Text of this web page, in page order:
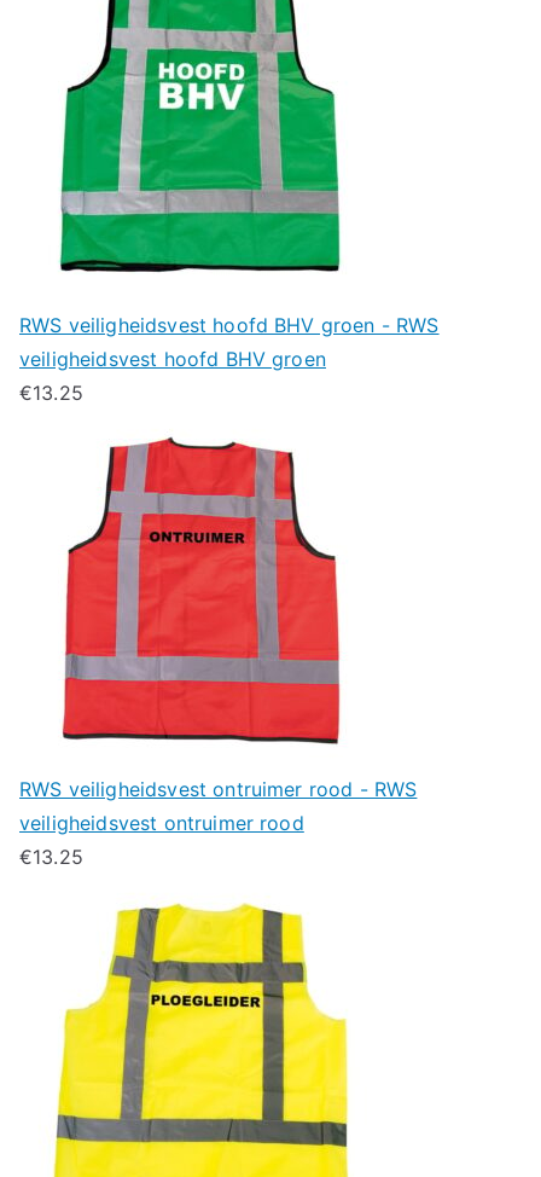
RWS veiligheidsvest hoofd BHV groen - RWS
veiligheidsvest hoofd BHV groen
€13.25
RWS veiligheidsvest ontruimer rood - RWS
veiligheidsvest ontruimer rood
€13.25